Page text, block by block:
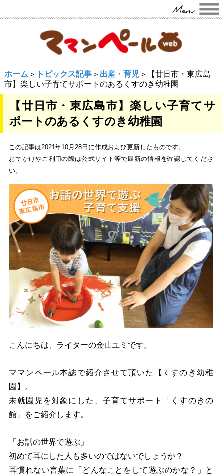
ホーム ＞ トピックス記事＞ 出産・育児＞【廿日市・東広島
市】楽しい子育てサポートのあるくすのき幼稚園
【廿日市・東広島市】楽しい子育てサ
ポートのあるくすのき幼稚園
この記事は2021年10月28日に作成および更新したものです。
おでかけやご利用の際は公式サイト等で最新の情報を確認してくださ
い。
こんにちは、ライターの金山ユミです。
ママンペール本誌で紹介させて頂いた【くすのき幼稚
園】。
未就園児を対象にした、子育てサポート「くすのきの
館」をご紹介します。
「お話の世界で遊ぶ」
初めて耳にした人も多いのではないでしょうか？
耳慣れない言葉に「どんなことをして遊ぶのかな？」と